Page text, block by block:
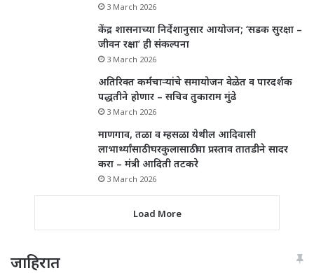
3 March 2026
केंद्र शासनाच्या निर्देशानुसार आयोजन; ‘सडक सुरक्षा –
जीवन रक्षा’ ही संकल्पना
3 March 2026
अतिरिक्त कर्मचाऱ्यांचे समायोजन वेळेत व पारदर्शक
पद्धतीने होणार – सचिव तुकाराम मुंढे
3 March 2026
माणगाव, तळा व म्हसळा येथील आदिवासी
लाभार्थ्यांसाठी घरकुलासाठीचा प्रस्ताव तातडीने सादर
करा – मंत्री आदिती तटकरे
3 March 2026
Load More
जाहिरात